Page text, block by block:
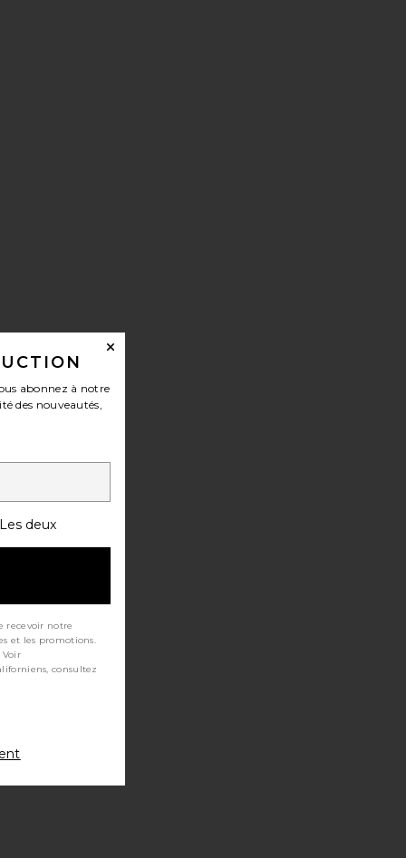
abonnez à notre
des nouveautés,
Les deux
recevoir notre
et les promotions.